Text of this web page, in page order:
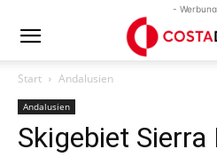
-
Start Andalusien
Andalusien
Skigebiet Sierra